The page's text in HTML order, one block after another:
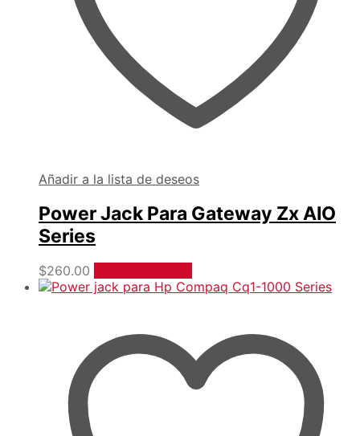
Añadir a la lista de deseos
Power Jack Para Gateway Zx AIO
Series
$260.00